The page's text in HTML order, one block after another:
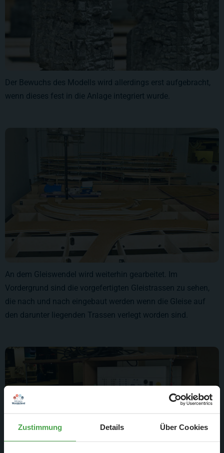
Zustimmung Details Über Cookies
Der Bewuchs des Modells wird allerdings erst aufgebracht,
wenn dieses fest in die Anlage integriert wurde.
An dem Gleiswendel wird weiterhin gearbeitet. Im
Vordergrund sind die vorgefertigten Gleistrassen zu sehen,
die nach und nach eingebaut werden wenn die Gleise auf
den darunter liegenden Trassen verlegt worden sind.